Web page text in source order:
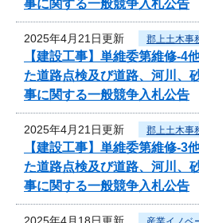
事に関する一般競争入札公告
2025年4月21日更新 郡上土木事
【建設工事】単維委第維修
た道路点検及び道路、河川、
事に関する一般競争入札公告
2025年4月21日更新 郡上土木事
【建設工事】単維委第維修
た道路点検及び道路、河川、
事に関する一般競争入札公告